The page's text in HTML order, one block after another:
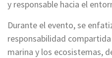
y responsable hacia el
Durante el evento, se
responsabilidad
marina y los ecosistemas,